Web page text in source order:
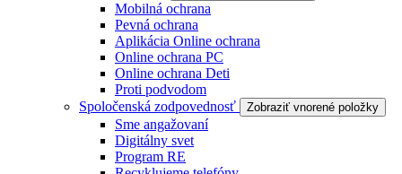
Mobilná ochrana
Pevná ochrana
Aplikácia Online ochrana
Online ochrana PC
Online ochrana Deti
Proti podvodom
Spoločenská zodpovednosť
Zobraziť vnorené položky
Sme angažovaní
Digitálny svet
Program RE